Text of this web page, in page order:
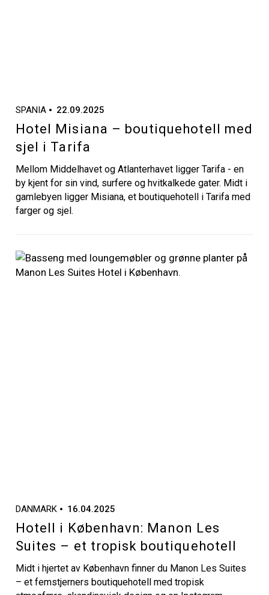
SPANIA 22.09.2025
Hotel Misiana – boutiquehotell med
sjel i Tarifa
Mellom Middelhavet og Atlanterhavet ligger Tarifa - en
by kjent for sin vind, surfere og hvitkalkede gater. Midt i
gamlebyen ligger Misiana, et boutiquehotell i Tarifa med
farger og sjel.
DANMARK 16.04.2025
Hotell i København: Manon Les
Suites – et tropisk boutiquehotell
Midt i hjertet av København finner du Manon Les Suites
– et femstjerners boutiquehotell med tropisk